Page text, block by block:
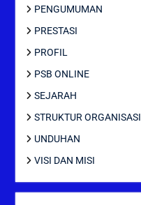
PENGUMUMAN
PRESTASI
PROFIL
PSB ONLINE
SEJARAH
STRUKTUR ORGANISASI
UNDUHAN
VISI DAN MISI